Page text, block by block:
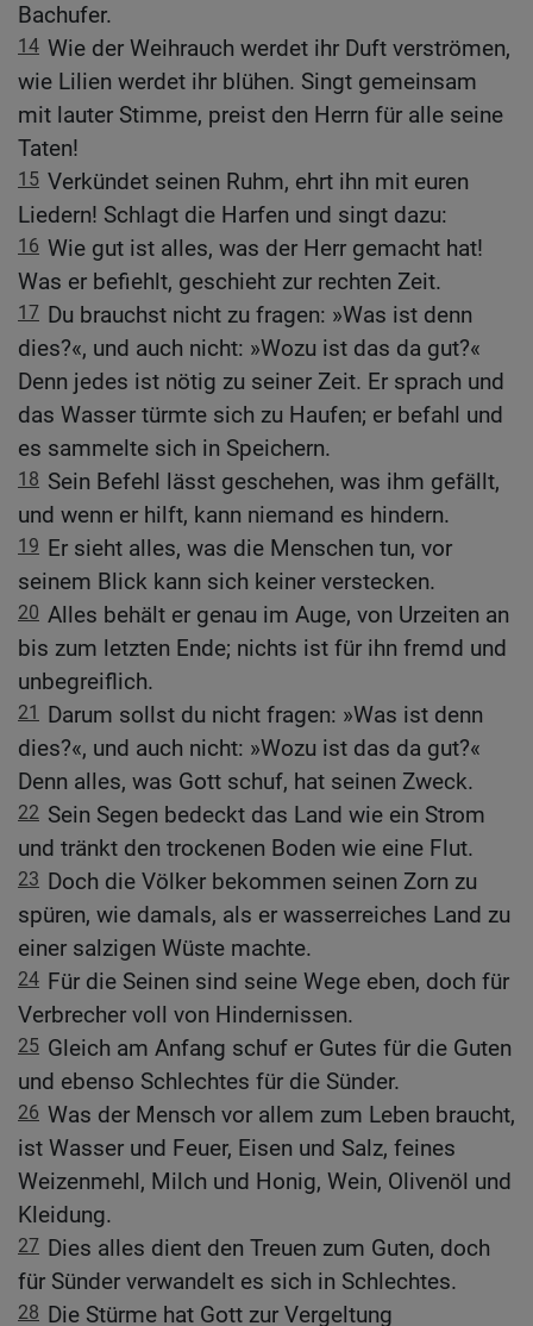
Bachufer.
14 Wie der Weihrauch werdet ihr Duft verströmen,
wie Lilien werdet ihr blühen. Singt gemeinsam
mit lauter Stimme, preist den Herrn für alle seine
Taten!
15 Verkündet seinen Ruhm, ehrt ihn mit euren
Liedern! Schlagt die Harfen und singt dazu:
16 Wie gut ist alles, was der Herr gemacht hat!
Was er befiehlt, geschieht zur rechten Zeit.
17 Du brauchst nicht zu fragen: »Was ist denn
dies?«, und auch nicht: »Wozu ist das da gut?«
Denn jedes ist nötig zu seiner Zeit. Er sprach und
das Wasser türmte sich zu Haufen; er befahl und
es sammelte sich in Speichern.
18 Sein Befehl lässt geschehen, was ihm gefällt,
und wenn er hilft, kann niemand es hindern.
19 Er sieht alles, was die Menschen tun, vor
seinem Blick kann sich keiner verstecken.
20 Alles behält er genau im Auge, von Urzeiten an
bis zum letzten Ende; nichts ist für ihn fremd und
unbegreiflich.
21
Darum sollst du nicht fragen: »Was ist denn
dies?«, und auch nicht: »Wozu ist das da gut?«
Denn alles, was Gott schuf, hat seinen Zweck.
22 Sein Segen bedeckt das Land wie ein Strom
und tränkt den trockenen Boden wie eine Flut.
23 Doch die Völker bekommen seinen Zorn zu
spüren, wie damals, als er wasserreiches Land zu
einer salzigen Wüste machte.
24 Für die Seinen sind seine Wege eben, doch für
Verbrecher voll von Hindernissen.
25 Gleich am Anfang schuf er Gutes für die Guten
und ebenso Schlechtes für die Sünder.
26 Was der Mensch vor allem zum Leben braucht,
ist Wasser und Feuer, Eisen und Salz, feines
Weizenmehl, Milch und Honig, Wein, Olivenöl und
Kleidung.
27 Dies alles dient den Treuen zum Guten, doch
für Sünder verwandelt es sich in Schlechtes.
28 Die Stürme hat Gott zur Vergeltung